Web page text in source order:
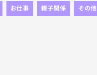
お仕事 親子関係 その他